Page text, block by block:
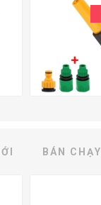
BÁN CHẠY